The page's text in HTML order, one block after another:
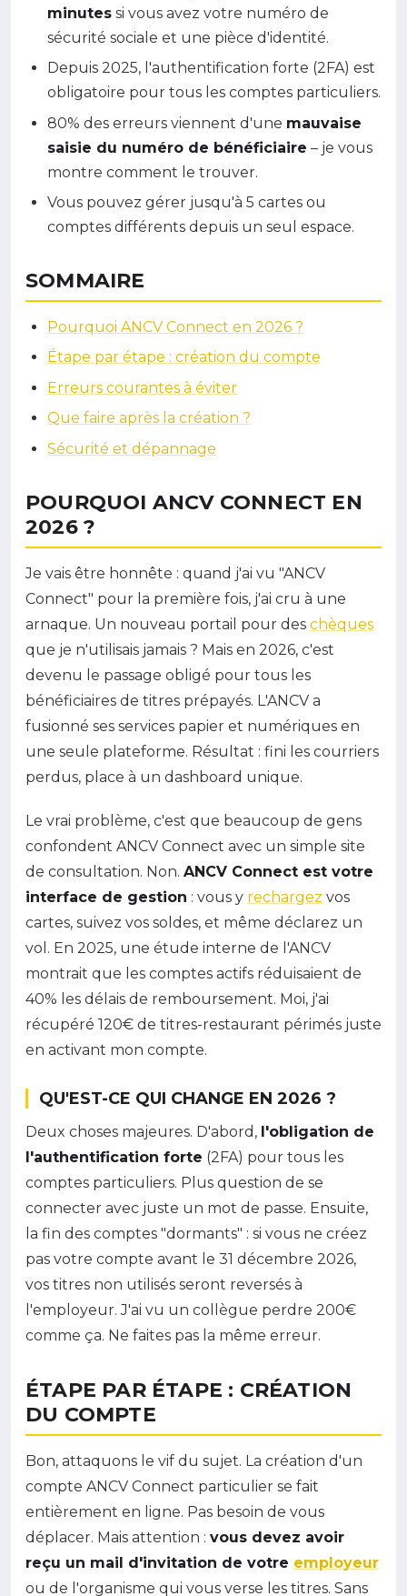
minutes si vous avez votre numéro de
sécurité sociale et une pièce d'identité.
Depuis 2025, l'authentification forte (2FA) est
obligatoire pour tous les comptes particuliers.
80% des erreurs viennent d'une mauvaise
saisie du numéro de bénéficiaire – je vous
montre comment le trouver.
Vous pouvez gérer jusqu'à 5 cartes ou
comptes différents depuis un seul espace.
SOMMAIRE
Pourquoi ANCV Connect en 2026 ?
Étape par étape : création du compte
Erreurs courantes à éviter
Que faire après la création ?
Sécurité et dépannage
POURQUOI ANCV CONNECT EN
2026 ?
Je vais être honnête : quand j'ai vu "ANCV
Connect" pour la première fois, j'ai cru à une
arnaque. Un nouveau portail pour des chèques
que je n'utilisais jamais ? Mais en 2026, c'est
devenu le passage obligé pour tous les
bénéficiaires de titres prépayés. L'ANCV a
fusionné ses services papier et numériques en
une seule plateforme. Résultat : fini les courriers
perdus, place à un dashboard unique.
Le vrai problème, c'est que beaucoup de gens
confondent ANCV Connect avec un simple site
de consultation. Non. ANCV Connect est votre
interface de gestion : vous y rechargez vos
cartes, suivez vos soldes, et même déclarez un
vol. En 2025, une étude interne de l'ANCV
montrait que les comptes actifs réduisaient de
40% les délais de remboursement. Moi, j'ai
récupéré 120€ de titres-restaurant périmés juste
en activant mon compte.
QU'EST-CE QUI CHANGE EN 2026 ?
Deux choses majeures. D'abord, l'obligation de
l'authentification forte (2FA) pour tous les
comptes particuliers. Plus question de se
connecter avec juste un mot de passe. Ensuite,
la fin des comptes "dormants" : si vous ne créez
pas votre compte avant le 31 décembre 2026,
vos titres non utilisés seront reversés à
l'employeur. J'ai vu un collègue perdre 200€
comme ça. Ne faites pas la même erreur.
ÉTAPE PAR ÉTAPE : CRÉATION
DU COMPTE
Bon, attaquons le vif du sujet. La création d'un
compte ANCV Connect particulier se fait
entièrement en ligne. Pas besoin de vous
déplacer. Mais attention : vous devez avoir
reçu un mail d'invitation de votre employeur
ou de l'organisme qui vous verse les titres. Sans